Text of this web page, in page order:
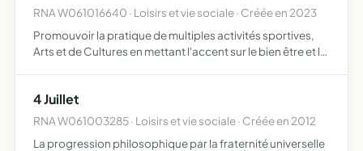
RNA W061016640 · Loisirs et vie sociale · Créée en 2023
Promouvoir la pratique de multiples activités sportives,
Arts et de Cultures en mettant l'accent sur le bien être et la
4 Juillet
RNA W061003285 · Loisirs et vie sociale · Créée en 2012
La progression philosophique par la fraternité universelle